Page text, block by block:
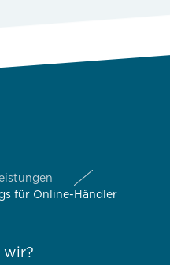
für Online-Händler
wir?